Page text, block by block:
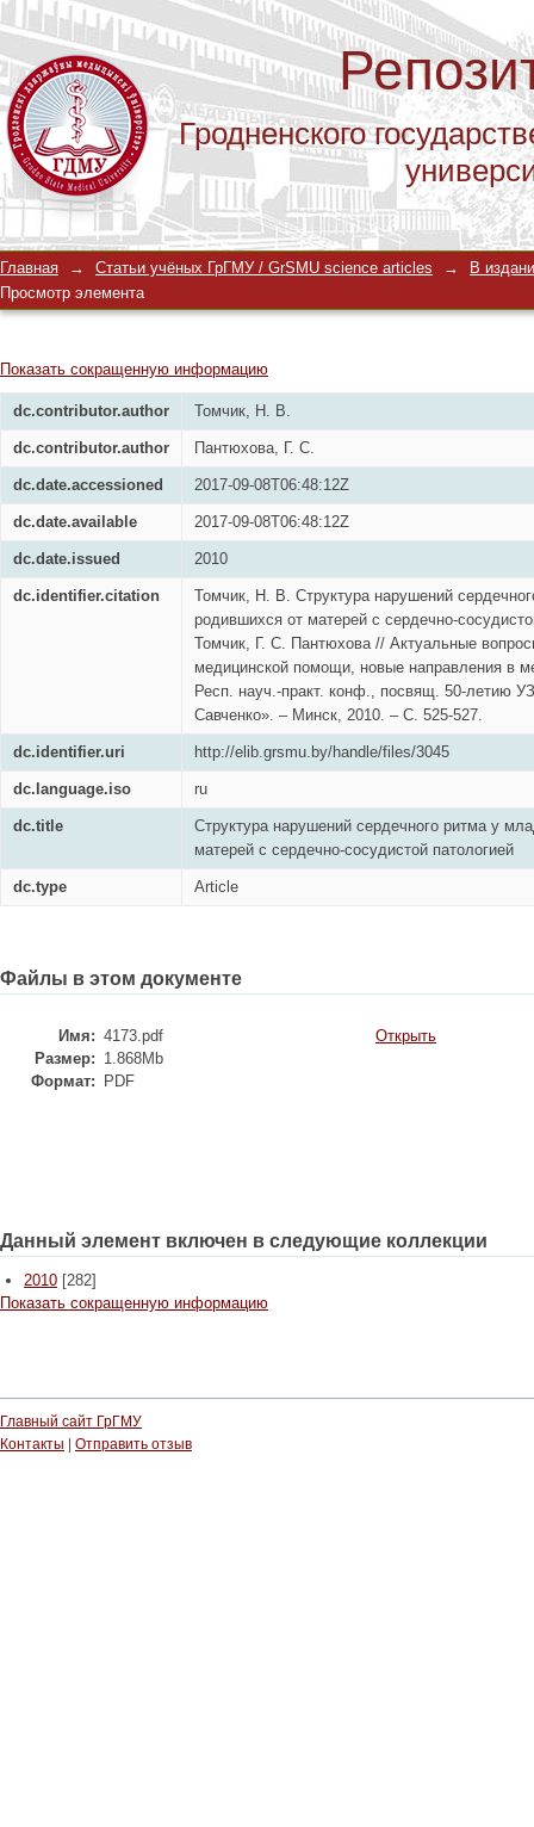
Гродненского
Структура нарушений сердечного
с сердечно-сосудистой патологией
Главная → Статьи учёных ГрГМУ / GrSMU science articles →
В
Просмотр элемента
Показать сокращенную информацию
dc.contributor.author Томчик, Н. В.
dc.contributor.author Пантюхова, Г. С.
dc.date.accessioned 2017-09-08T06:48:12Z
dc.date.available 2017-09-08T06:48:12Z
dc.date.issued 2010
dc.identifier.citation
Томчик, Н. В. Структура нарушений
родившихся от матерей с сердечно-
Томчик, Г. С. Пантюхова // Актуальные
медицинской помощи, новые направления в
Респ. науч.-практ. конф., посвящ. 50-летию
Савченко». – Минск, 2010. – С. 525-527.
dc.identifier.uri http://elib.grsmu.by/handle/files/3045
dc.language.iso ru
dc.title
Структура нарушений сердечного ритма у
матерей с сердечно-сосудистой патологией
dc.type Article
Файлы в этом документе
Имя: 4173.pdf
Размер: 1.868Mb
Формат:
PDF
Открыть
Данный элемент включен в следующие коллекции
2010 [282]
Показать сокращенную информацию
Главный сайт ГрГМУ
Контакты
Отправить отзыв